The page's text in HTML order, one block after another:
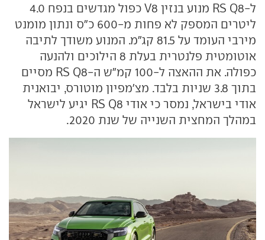
ל-RS Q8 מנוע בנזין V8 כפול מגדשים בנפח 4.0
ליטרים המספק לא פחות מ-600 כ"ס ונתון מומנט
מירבי העומד על 81.5 קג"מ. המנוע משודך לתיבה
אוטומטית פלנטרית בעלת 8 הילוכים ולהנעה
כפולה. את ההאצה ל-100 קמ"ש ה-RS Q8 מסיים
בתוך 3.8 שניות בלבד. מצ'מפיון מוטורס, יבואנית
אודי בישראל, נמסר כי אודי RS Q8 יגיע לישראל
במהלך המחצית השנייה של שנת 2020.